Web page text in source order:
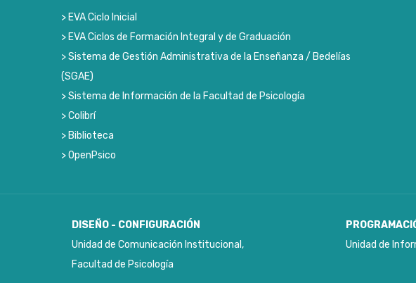
> EVA Ciclo Inicial
> EVA Ciclos de Formación Integral y de Graduación
> Sistema de Gestión Administrativa de la Enseñanza / Bedelías
(SGAE)
> Sistema de Información de la Facultad de Psicología
> Colibrí
> Biblioteca
> OpenPsico
DISEÑO - CONFIGURACIÓN
Unidad de Comunicación Institucional,
Facultad de Psicología
Unidad de